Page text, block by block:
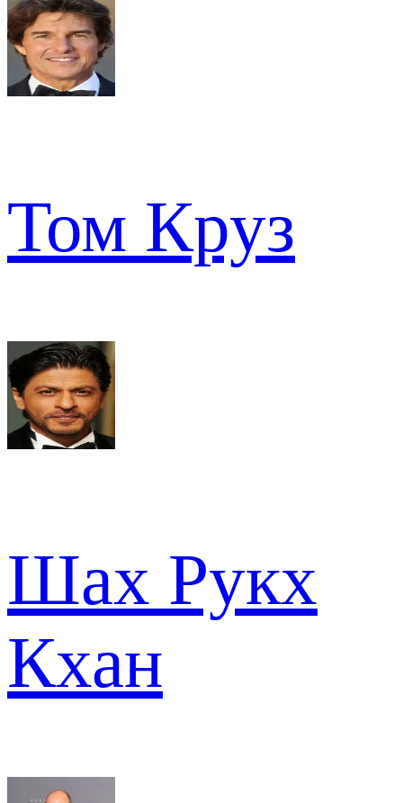
Том Круз
Шах Рукх
Кхан